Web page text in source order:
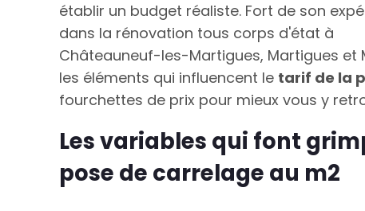
établir un budget réaliste. Fort de son
dans la rénovation tous corps d'état à
Châteauneuf-les-Martigues, Martigues et
les éléments qui influencent le tarif de la
fourchettes de prix pour mieux vous y
Les variables qui font
pose de carrelage au m2